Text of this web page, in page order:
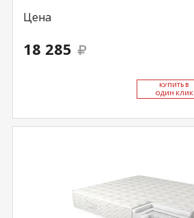
Цена
18 285
КУ­ПИТЬ В
ОДИН КЛИК